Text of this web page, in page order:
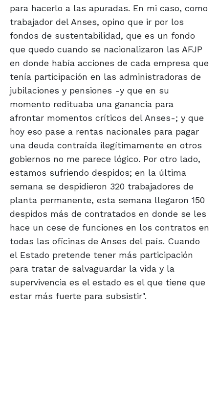
para hacerlo a las apuradas. En mi caso, como
trabajador del Anses, opino que ir por los
fondos de sustentabilidad, que es un fondo
que quedo cuando se nacionalizaron las AFJP
en donde había acciones de cada empresa que
tenía participación en las administradoras de
jubilaciones y pensiones -y que en su
momento redituaba una ganancia para
afrontar momentos críticos del Anses-; y que
hoy eso pase a rentas nacionales para pagar
una deuda contraída ilegítimamente en otros
gobiernos no me parece lógico. Por otro lado,
estamos sufriendo despidos; en la última
semana se despidieron 320 trabajadores de
planta permanente, esta semana llegaron 150
despidos más de contratados en donde se les
hace un cese de funciones en los contratos en
todas las oficinas de Anses del país. Cuando
el Estado pretende tener más participación
para tratar de salvaguardar la vida y la
supervivencia es el estado es el que tiene que
estar más fuerte para subsistir".